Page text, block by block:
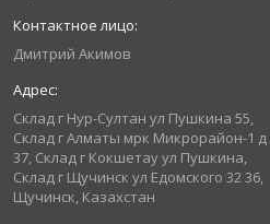
Дмитрий Акимов
Склад г Нур-Султан ул Пушкина 55,
Склад г Алматы мрк Микрорайон-1 д
37, Склад г Кокшетау ул Пушкина,
Склад г Щучинск ул Едомского 32 36,
Щучинск, Казахстан